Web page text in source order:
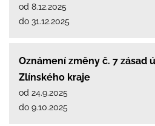
od 8.12.2025
do 31.12.2025
Oznámení změny č. 7 zásad
Zlínského kraje
od 24.9.2025
do 9.10.2025